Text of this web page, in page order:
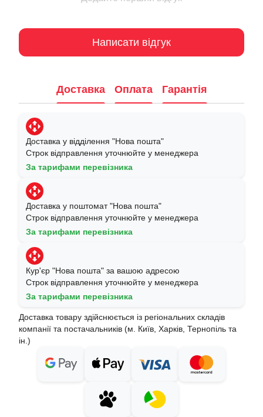
Написати відгук
Доставка Оплата Гарантія
Доставка у відділення "Нова пошта"
Строк відправлення уточнюйте у менеджера
За тарифами перевізника
Доставка у поштомат "Нова пошта"
Строк відправлення уточнюйте у менеджера
За тарифами перевізника
Кур'єр "Нова пошта" за вашою адресою
Строк відправлення уточнюйте у менеджера
За тарифами перевізника
Доставка товару здійснюється із регіональних складів
компанії та постачальників (м. Київ, Харків, Тернопіль та
ін.)